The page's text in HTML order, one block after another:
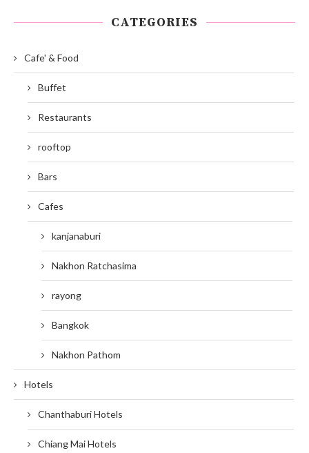
CATEGORIES
Cafe' & Food
Buffet
Restaurants
rooftop
Bars
Cafes
kanjanaburi
Nakhon Ratchasima
rayong
Bangkok
Nakhon Pathom
Hotels
Chanthaburi Hotels
Chiang Mai Hotels